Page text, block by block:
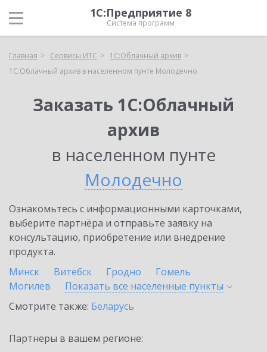
1С:Предприятие 8
Система программ
Главная Сервисы ИТС
1С:Облачный архив
1С:Облачный архив в населенном пунте Молодечно
Заказать 1С:Облачный
архив
в населенном пунте
Молодечно
Ознакомьтесь с информационными карточками,
выберите партнёра и отправьте заявку на
консультацию, приобретение или внедрение
продукта.
Минск
Витебск Гродно
Гомель
Могилев
Показать все населенные пункты
Смотрите также: Беларусь
Партнеры в вашем регионе: